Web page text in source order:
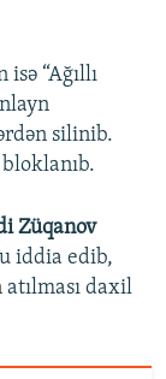
“Ağıllı
silinib.
Züqanov
iddia edib,
daxil